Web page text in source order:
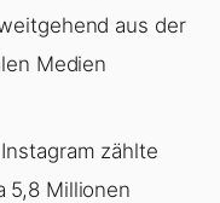
aus der
Medien
zählte
5,8 Millionen